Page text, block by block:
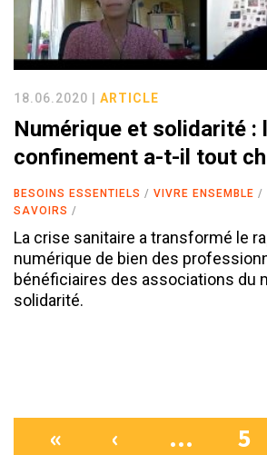
18.06.2020 | ARTICLE
Numérique et solidarité :
confinement a-t-il tout
BESOINS ESSENTIELS VIVRE ENSEMBLE
SAVOIRS
La crise sanitaire a transformé le
numérique de bien des
bénéficiaires des associations du
solidarité.
« ‹ … 5